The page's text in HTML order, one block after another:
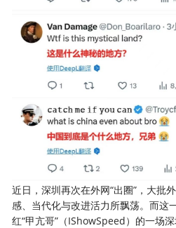
近日，深圳再次在外网“出圈”，大批
感、当代化与改进活力所飘荡。而这
红“甲亢哥”（IShowSpeed）的一场